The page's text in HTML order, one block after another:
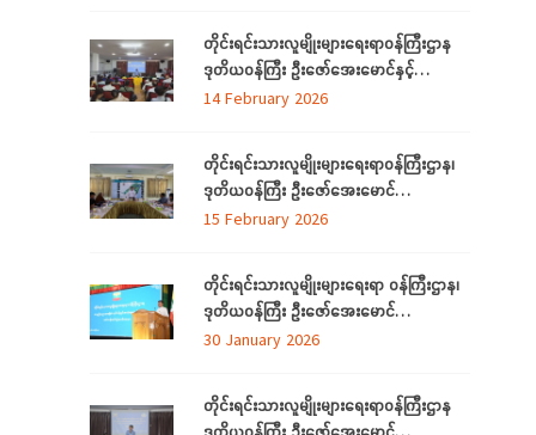
တိုင်းရင်းသားလူမျိုးများရေးရာဝန်ကြီးဌာန
ဒုတိယဝန်ကြီး ဦးဇော်အေးမောင်နှင့်
ရန်ကုန်တိုင်းဒေသကြီးအတွင်းရှိ ရခိုင်စာပေ
လူမှုရေးအသင်းအဖွဲ့များနှင့်တွေ့ဆုံ
14 February 2026
တိုင်းရင်းသားလူမျိုးများရေးရာဝန်ကြီးဌာန၊
ဒုတိယဝန်ကြီး ဦးဇော်အေးမောင်
ရန်ကုန်တိုင်းဒေသကြီးအတွင်းရှိ
သည့် သက်တိုင်းရင်းသားလူမျိုးများနှင့်
တွေ့ဆုံ၊ (၃၉)ကြိမ်မြောက် ဂုဏဝိသိဌပူဇာ
မင်္ဂလာပွဲအခမ်းအနား အောင်မြင်စွာကျင်းပ
နိုင်ရေး လုပ်ငန်းညှိနှိုင်းအစည်းအဝေးသို့
15 February 2026
တိုင်းရင်းသားလူမျိုးများရေးရာ ဝန်ကြီးဌာန၊
ဒုတိယဝန်ကြီး ဦးဇော်အေးမောင်
တိုင်းရင်းသားလူမျိုးများရေးရာဝန်ကြီးဌာန Al
သင်တန်းဆင်းပွဲအခမ်းအနားသို့ တက်ရောက်
နေပြည်တော် ဇန်နဝါရီလ ၃၀
30 January 2026
တိုင်းရင်းသားလူမျိုးများရေးရာဝန်ကြီးဌာန